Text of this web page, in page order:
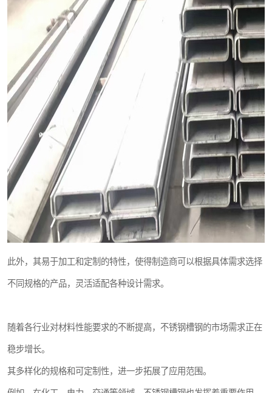
此外，其易于加工和定制的特性，使得制造商可以根据具体需求选择
不同规格的产品，灵活适配各种设计需求。
随着各行业对材料性能要求的不断提高，不锈钢槽钢的市场需求正在
稳步增长。
其多样化的规格和可定制性，进一步拓展了应用范围。